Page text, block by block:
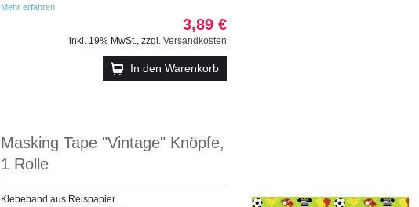
Mehr erfahren
3,89 €
inkl. 19% MwSt., zzgl. Versandkosten
In den Warenkorb
Masking Tape "Vintage" Knöpfe,
1 Rolle
Klebeband aus Reispapier